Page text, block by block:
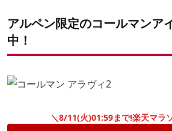
アルペン限定のコールマンア
中！
＼8/11(火)01:59まで!楽天マラ